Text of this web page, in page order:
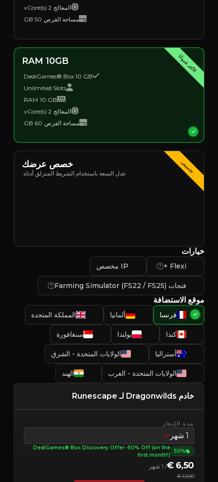
المعالج 2 vCore(s)
مساحة القرص 50 GB
الأكثر شيوعًا RAM 10GB
DediGames® Box 10 GB
Unlimited Slots
RAM 10 GB
المعالج 2 vCore(s)
مساحة القرص 60 GB
تخصيص خصص عرضك
عدل السعة باستخدام الشريط المنزلق أدناه.
خيارات
Flexi +
فتحات Farming Simulator (FS22 / FS25)
موقع الاستضافة
فرنسا ألمانيا المملكة المتحدة
كندا بولندا سنغافورة
أستراليا الولايات المتحدة - الشرق
الولايات المتحدة - الغرب الهند
خادم Dragonwilds لـ Runescape
مدة الإيجار
50%
DediGames® Box Discovery Offer -50% Off (on the
first month!)
6,50 € / 1 شهر